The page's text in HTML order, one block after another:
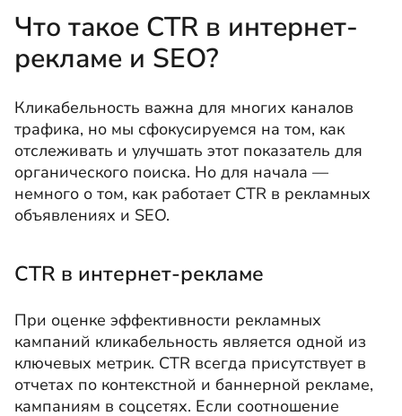
Что такое CTR в интернет-
рекламе и SEO?
Кликабельность важна для многих каналов
трафика, но мы сфокусируемся на том, как
отслеживать и улучшать этот показатель для
органического поиска. Но для начала —
немного о том, как работает CTR в рекламных
объявлениях и SEO.
CTR в интернет-рекламе
При оценке эффективности рекламных
кампаний кликабельность является одной из
ключевых метрик. CTR всегда присутствует в
отчетах по контекстной и баннерной рекламе,
кампаниям в соцсетях. Если соотношение